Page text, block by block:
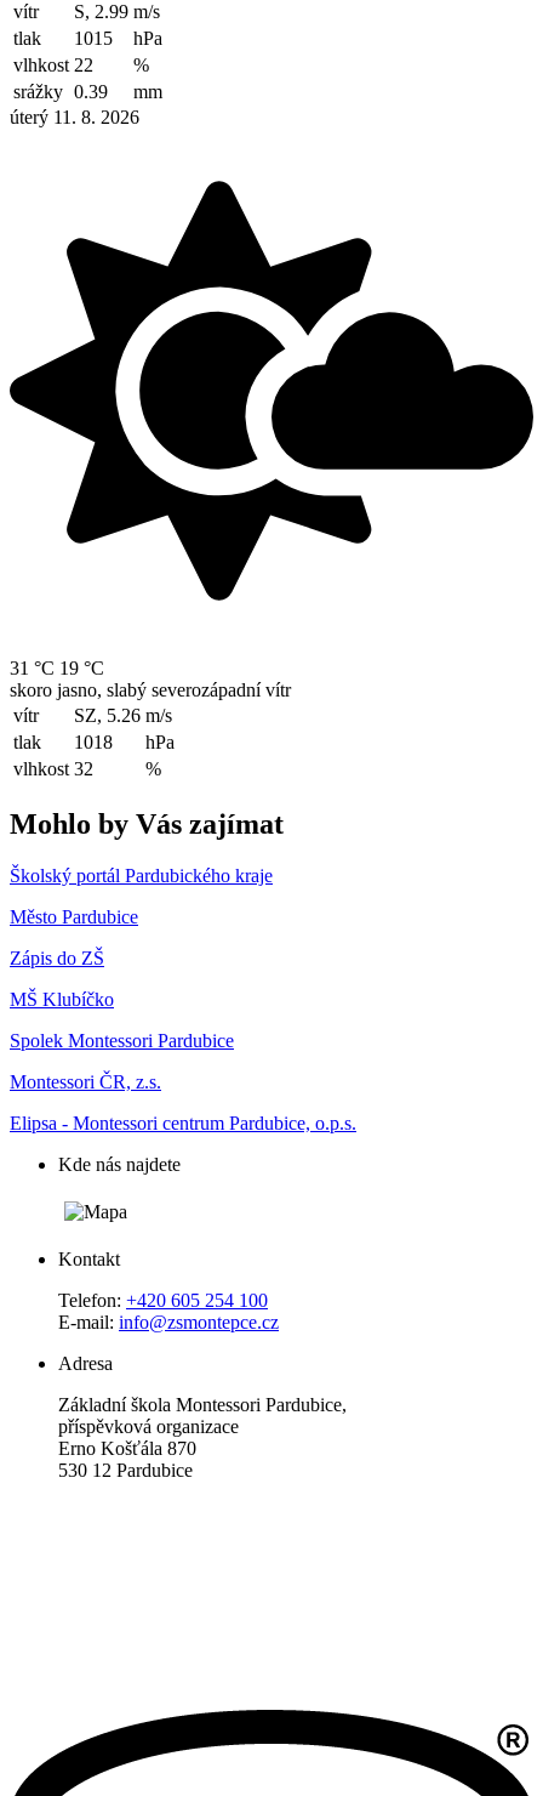
vítr
S, 2.99 m/s
tlak
1015
hPa
vlhkost 22
%
srážky 0.39
mm
úterý 11. 8. 2026
31 °C 19 °C
skoro jasno, slabý severozápadní vítr
vítr
SZ, 5.26 m/s
tlak
1018
hPa
vlhkost 32 %
Mohlo by Vás zajímat
Školský portál Pardubického kraje
Město Pardubice
Zápis do ZŠ
MŠ Klubíčko
Spolek Montessori Pardubice
Montessori ČR, z.s.
Elipsa - Montessori centrum Pardubice, o.p.s.
Kde nás najdete
Kontakt
Telefon: +420 605 254 100
E-mail: info@zsmontepce.cz
Adresa
Základní škola Montessori Pardubice,
příspěvková organizace
Erno Košťála 870
530 12 Pardubice